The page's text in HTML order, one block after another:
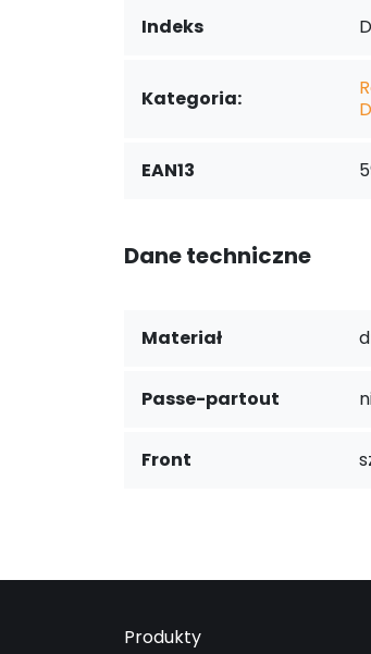
Indeks
Kategoria:
EAN13
Dane techniczne
Materiał
Passe-partout
Front
Produkty